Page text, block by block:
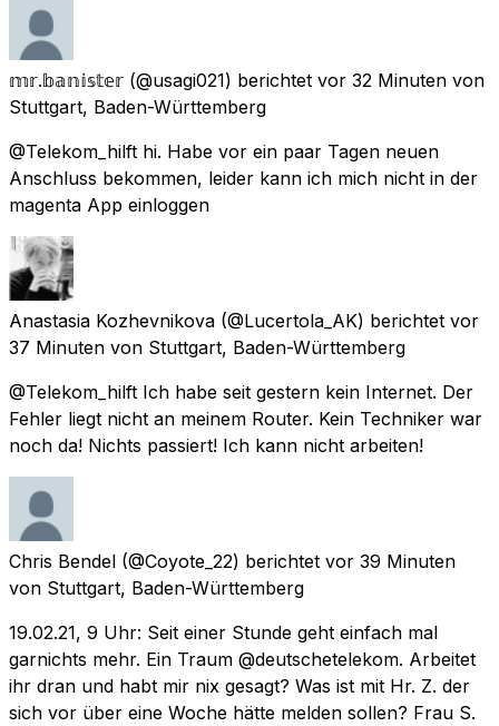
𝕞𝕣.𝕓𝕒𝕟𝕚𝕤𝕥𝕖𝕣 (@usagi021) berichtet vor 32 Minuten von
Stuttgart, Baden-Württemberg
@Telekom_hilft hi. Habe vor ein paar Tagen neuen
Anschluss bekommen, leider kann ich mich nicht in der
magenta App einloggen
Anastasia Kozhevnikova (@Lucertola_AK) berichtet vor
37 Minuten von Stuttgart, Baden-Württemberg
@Telekom_hilft Ich habe seit gestern kein Internet. Der
Fehler liegt nicht an meinem Router. Kein Techniker war
noch da! Nichts passiert! Ich kann nicht arbeiten!
Chris Bendel (@Coyote_22) berichtet vor 39 Minuten
von Stuttgart, Baden-Württemberg
19.02.21, 9 Uhr: Seit einer Stunde geht einfach mal
garnichts mehr. Ein Traum @deutschetelekom. Arbeitet
ihr dran und habt mir nix gesagt? Was ist mit Hr. Z. der
sich vor über eine Woche hätte melden sollen? Frau S.